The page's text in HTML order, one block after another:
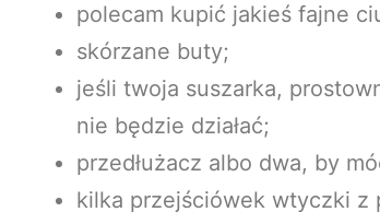
polecam kupić jakieś fajne
skórzane buty;
jeśli twoja suszarka,
nie będzie działać;
przedłużacz albo dwa, by
kilka przejściówek wtyczki z